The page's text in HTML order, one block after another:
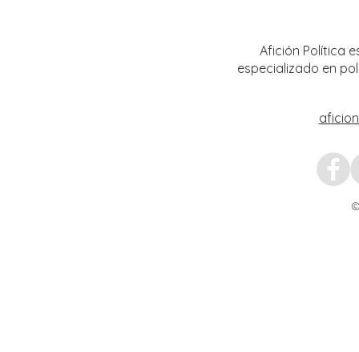
Afición Política
especializado en